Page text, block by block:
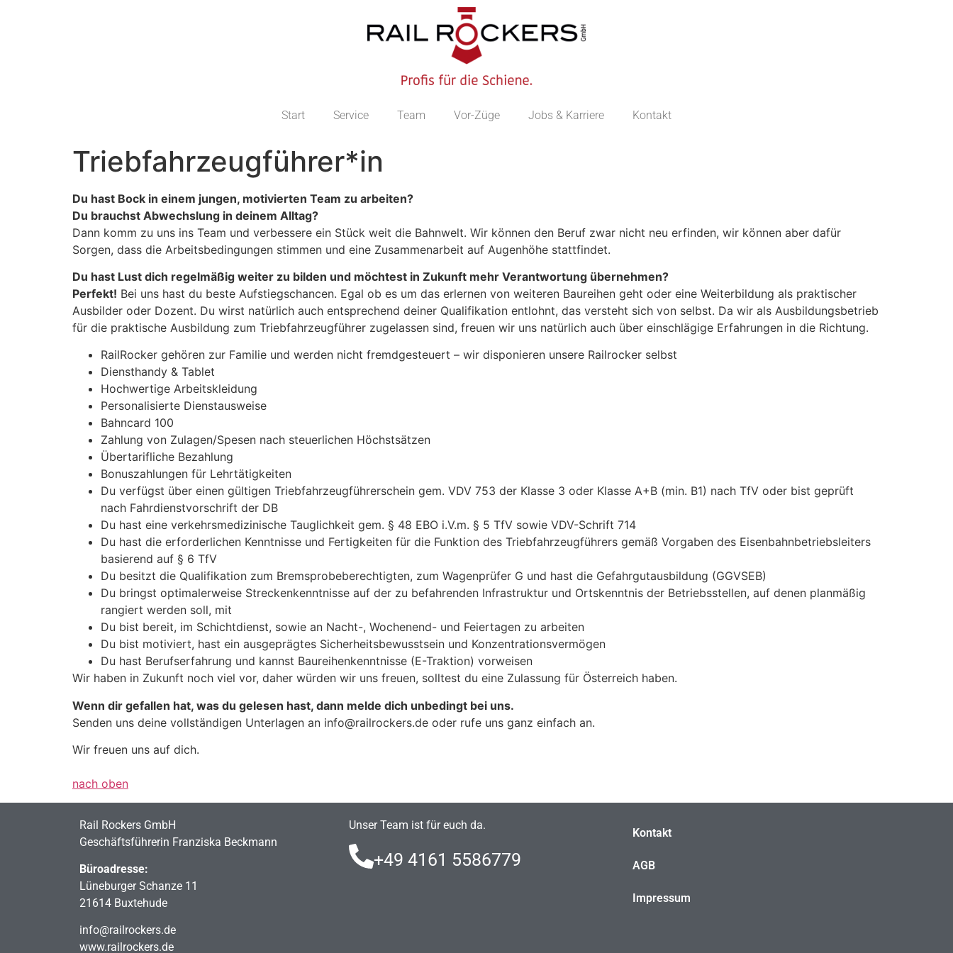
Start Service Team Vor-Züge Jobs & Karriere Kontakt
Triebfahrzeugführer*in
Du hast Bock in einem jungen, motivierten Team zu arbeiten?
Du brauchst Abwechslung in deinem Alltag?
Dann komm zu uns ins Team und verbessere ein Stück weit die Bahnwelt. Wir können den Beruf zwar nicht neu erfinden, wir können aber dafür
Sorgen, dass die Arbeitsbedingungen stimmen und eine Zusammenarbeit auf Augenhöhe stattfindet.
Du hast Lust dich regelmäßig weiter zu bilden und möchtest in Zukunft mehr Verantwortung übernehmen?
Perfekt! Bei uns hast du beste Aufstiegschancen. Egal ob es um das erlernen von weiteren Baureihen geht oder eine Weiterbildung als praktischer
Ausbilder oder Dozent. Du wirst natürlich auch entsprechend deiner Qualifikation entlohnt, das versteht sich von selbst. Da wir als Ausbildungsbetrieb
für die praktische Ausbildung zum Triebfahrzeugführer zugelassen sind, freuen wir uns natürlich auch über einschlägige Erfahrungen in die Richtung.
RailRocker gehören zur Familie und werden nicht fremdgesteuert – wir disponieren unsere Railrocker selbst
Diensthandy & Tablet
Hochwertige Arbeitskleidung
Personalisierte Dienstausweise
Bahncard 100
Zahlung von Zulagen/Spesen nach steuerlichen Höchstsätzen
Übertarifliche Bezahlung
Bonuszahlungen für Lehrtätigkeiten
Du verfügst über einen gültigen Triebfahrzeugführerschein gem. VDV 753 der Klasse 3 oder Klasse A+B (min. B1) nach TfV oder bist geprüft
nach Fahrdienstvorschrift der DB
Du hast eine verkehrsmedizinische Tauglichkeit gem. § 48 EBO i.V.m. § 5 TfV sowie VDV-Schrift 714
Du hast die erforderlichen Kenntnisse und Fertigkeiten für die Funktion des Triebfahrzeugführers gemäß Vorgaben des Eisenbahnbetriebsleiters
basierend auf § 6 TfV
Du besitzt die Qualifikation zum Bremsprobeberechtigten, zum Wagenprüfer G und hast die Gefahrgutausbildung (GGVSEB)
Du bringst optimalerweise Streckenkenntnisse auf der zu befahrenden Infrastruktur und Ortskenntnis der Betriebsstellen, auf denen planmäßig
rangiert werden soll, mit
Du bist bereit, im Schichtdienst, sowie an Nacht-, Wochenend- und Feiertagen zu arbeiten
Du bist motiviert, hast ein ausgeprägtes Sicherheitsbewusstsein und Konzentrationsvermögen
Du hast Berufserfahrung und kannst Baureihenkenntnisse (E-Traktion) vorweisen
Wir haben in Zukunft noch viel vor, daher würden wir uns freuen, solltest du eine Zulassung für Österreich haben.
Wenn dir gefallen hat, was du gelesen hast, dann melde dich unbedingt bei uns.
Senden uns deine vollständigen Unterlagen an info@railrockers.de oder rufe uns ganz einfach an.
Wir freuen uns auf dich.
nach oben
Rail Rockers GmbH
Geschäftsführerin Franziska Beckmann
Büroadresse:
Lüneburger Schanze 11
21614 Buxtehude
info@railrockers.de
www.railrockers.de
Unser Team ist für euch da.
+49 4161 5586779
Kontakt
AGB
Impressum